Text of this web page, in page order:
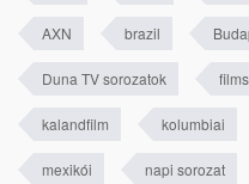
AXN brazil
Duna TV sorozatok
kalandfilm kolumbiai
mexikói napi sorozat